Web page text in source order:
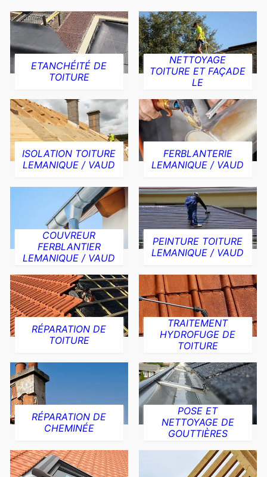
ETANCHÉITÉ DE
TOITURE
NETTOYAGE
TOITURE ET FAÇADE
LE
ISOLATION TOITURE
LEMANIQUE / VAUD
FERBLANTERIE
LEMANIQUE / VAUD
COUVREUR
FERBLANTIER
LEMANIQUE / VAUD
PEINTURE TOITURE
LEMANIQUE / VAUD
RÉPARATION DE
TOITURE
TRAITEMENT
HYDROFUGE DE
TOITURE
RÉPARATION DE
CHEMINÉE
POSE ET
NETTOYAGE DE
GOUTTIÈRES